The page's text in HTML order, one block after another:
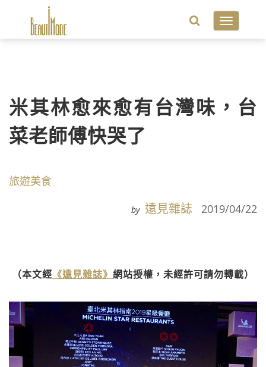
Toggle
米其林愈來愈有台灣味，台
菜老師傅快哭了
旅遊美食
by 遠見雜誌 2019/04/22
（本文經 《遠見雜誌》 網站授權，未經許可請勿轉載）